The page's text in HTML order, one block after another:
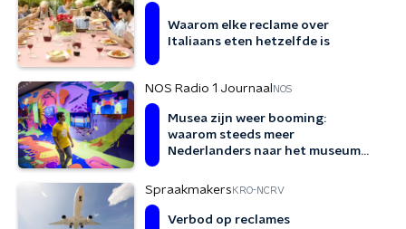
Waarom elke reclame over
Italiaans eten hetzelfde is
NOS Radio 1 Journaal NOS
Musea zijn weer booming:
waarom steeds meer
Nederlanders naar het museum
Spraakmakers KRO-NCRV
Verbod op reclames